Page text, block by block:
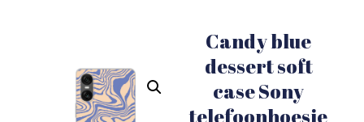
Candy blue
dessert soft
case Sony
telefoonhoesje